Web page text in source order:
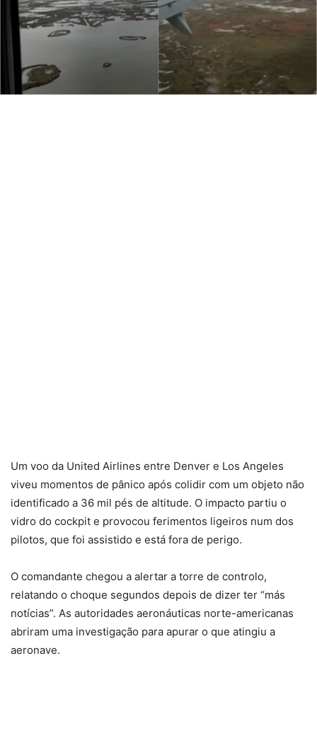
Um voo da United Airlines entre Denver e Los Angeles
viveu momentos de pânico após colidir com um objeto não
identificado a 36 mil pés de altitude. O impacto partiu o
vidro do cockpit e provocou ferimentos ligeiros num dos
pilotos, que foi assistido e está fora de perigo.
O comandante chegou a alertar a torre de controlo,
relatando o choque segundos depois de dizer ter “más
notícias”. As autoridades aeronáuticas norte-americanas
abriram uma investigação para apurar o que atingiu a
aeronave.